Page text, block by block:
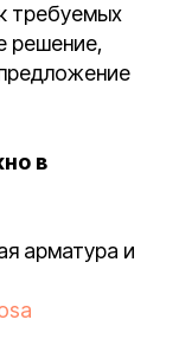
требуемых
решение,
в
арматура и